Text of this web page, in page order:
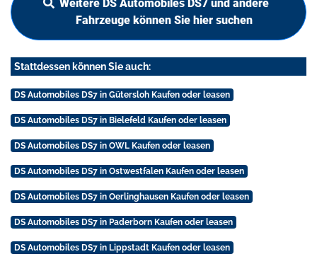
Weitere DS Automobiles DS7 und andere
Fahrzeuge können Sie hier suchen
Stattdessen können Sie auch:
DS Automobiles DS7 in Gütersloh Kaufen oder leasen
DS Automobiles DS7 in Bielefeld Kaufen oder leasen
DS Automobiles DS7 in OWL Kaufen oder leasen
DS Automobiles DS7 in Ostwestfalen Kaufen oder leasen
DS Automobiles DS7 in Oerlinghausen Kaufen oder leasen
DS Automobiles DS7 in Paderborn Kaufen oder leasen
DS Automobiles DS7 in Lippstadt Kaufen oder leasen